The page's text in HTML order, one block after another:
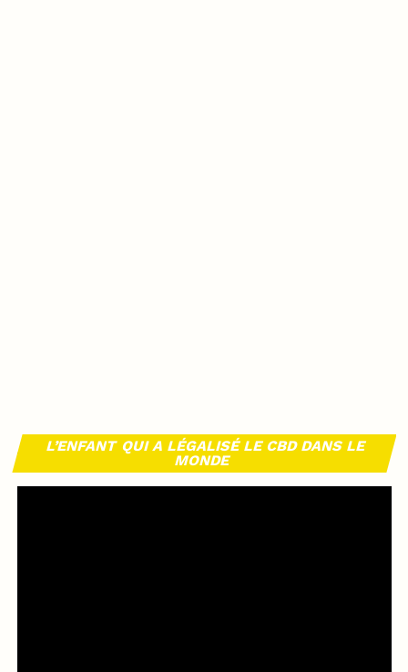
L’ENFANT QUI A LÉGALISÉ LE CBD DANS LE
MONDE